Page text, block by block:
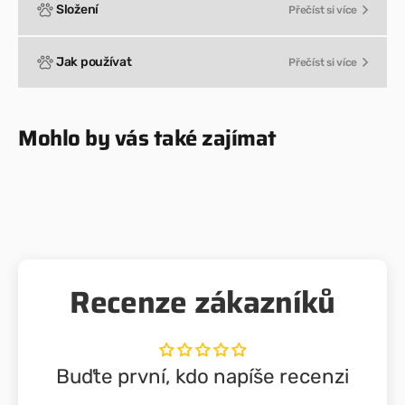
Složení Přečíst si více
Jak používat Přečíst si více
Mohlo by vás také zajímat
Recenze zákazníků
Buďte první, kdo napíše recenzi